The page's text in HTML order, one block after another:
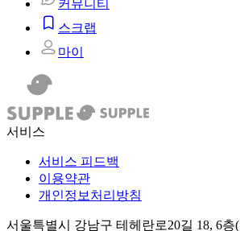
커뮤니티
스크랩
마이
서비스
서비스 피드백
이용약관
개인정보처리방침
서울특별시 강남구 테헤란로20길 18, 6